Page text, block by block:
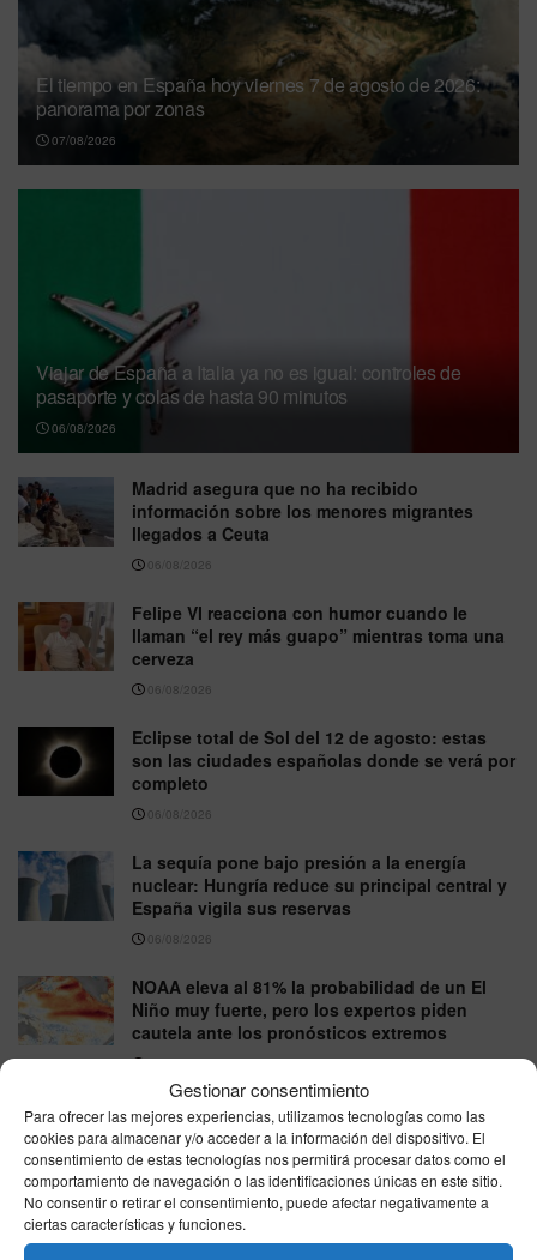
Gestionar consentimiento
Para ofrecer las mejores experiencias, utilizamos tecnologías como las
cookies para almacenar y/o acceder a la información del dispositivo. El
consentimiento de estas tecnologías nos permitirá procesar datos como el
comportamiento de navegación o las identificaciones únicas en este sitio.
No consentir o retirar el consentimiento, puede afectar negativamente a
ciertas características y funciones.
El tiempo en España hoy viernes 7 de agosto de 2026:
panorama por zonas
07/08/2026
Viajar de España a Italia ya no es igual: controles de
pasaporte y colas de hasta 90 minutos
06/08/2026
Madrid asegura que no ha recibido
información sobre los menores migrantes
llegados a Ceuta
06/08/2026
Felipe VI reacciona con humor cuando le
llaman “el rey más guapo” mientras toma una
cerveza
06/08/2026
Eclipse total de Sol del 12 de agosto: estas
son las ciudades españolas donde se verá por
completo
06/08/2026
La sequía pone bajo presión a la energía
nuclear: Hungría reduce su principal central y
España vigila sus reservas
06/08/2026
NOAA eleva al 81% la probabilidad de un El
Niño muy fuerte, pero los expertos piden
cautela ante los pronósticos extremos
06/08/2026
Starlite Marbella 2026: cómo llegar, dónde
comprar entradas y qué conciertos quedan en
agosto
06/08/2026